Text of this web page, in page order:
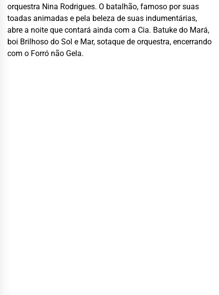
orquestra Nina Rodrigues. O batalhão, famoso por suas
toadas animadas e pela beleza de suas indumentárias,
abre a noite que contará ainda com a Cia. Batuke do Mará,
boi Brilhoso do Sol e Mar, sotaque de orquestra, encerrando
com o Forró não Gela.